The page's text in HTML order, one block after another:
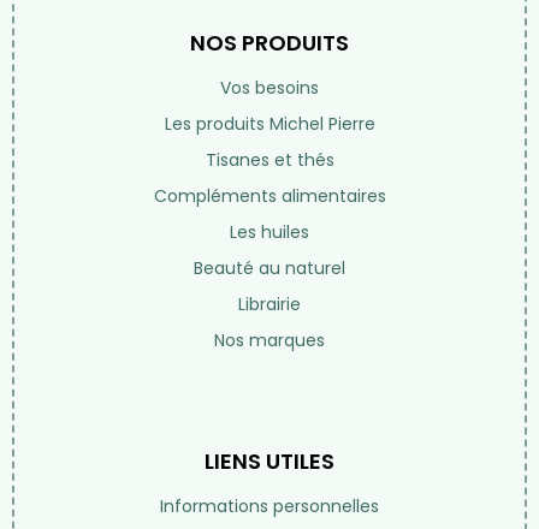
NOS PRODUITS
Vos besoins
Les produits Michel Pierre
Tisanes et thés
Compléments alimentaires
Les huiles
Beauté au naturel
Librairie
Nos marques
LIENS UTILES
Informations personnelles